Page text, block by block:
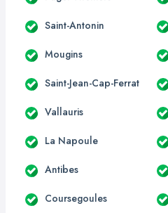
Saint-Antonin
Mougins
Saint-Jean-Cap-Ferrat
Vallauris
La Napoule
Antibes
Coursegoules